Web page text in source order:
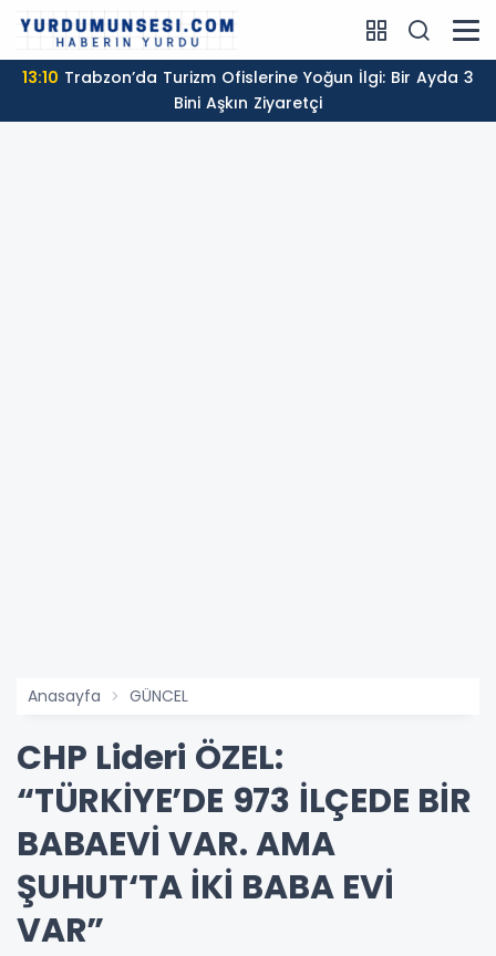
13:10
Bini Aşkın Ziyaretçi
Anasayfa GÜNCEL
CHP Lideri ÖZEL:
“TÜRKİYE’DE 973 İLÇEDE BİR
BABAEVİ VAR. AMA
ŞUHUT‘TA İKİ BABA EVİ
VAR”